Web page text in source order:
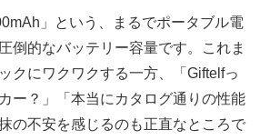
」という、まるでポータブル電
倒的なバッテリー容量です。これま
クにワクワクする一方、「Giftelfっ
ー？」「本当にカタログ通りの性能
の不安を感じるのも正直なところで